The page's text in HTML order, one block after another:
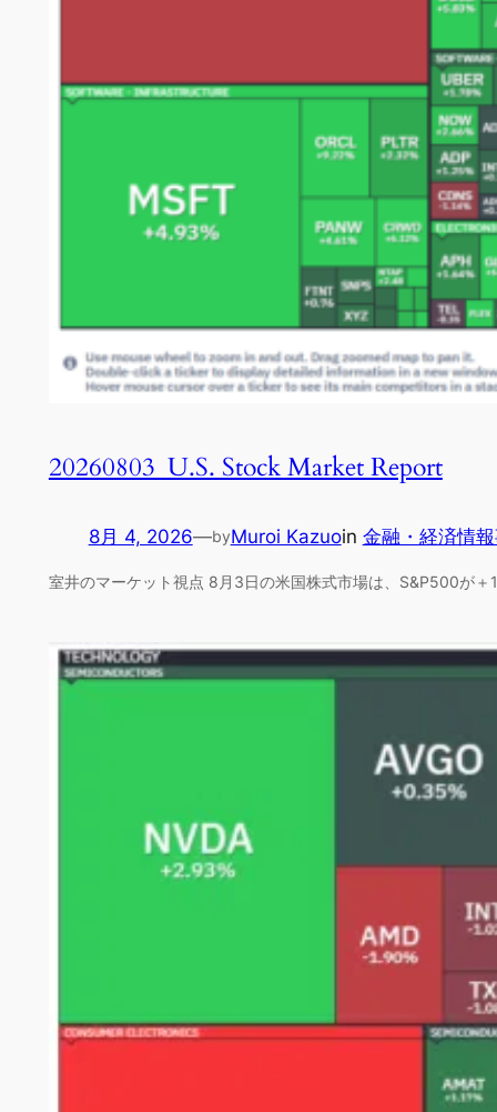
20260803_U.S. Stock Market Report
8月 4, 2026—byMuroi Kazuoin 金融・経済情
室井のマーケット視点 8月3日の米国株式市場は、S&P500が